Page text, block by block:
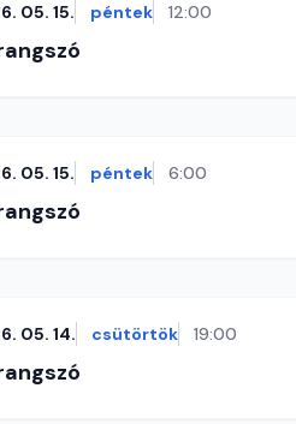
05. 15. péntek 12:00
05. 15. péntek 6:00
05. 14. csütörtök 19:00